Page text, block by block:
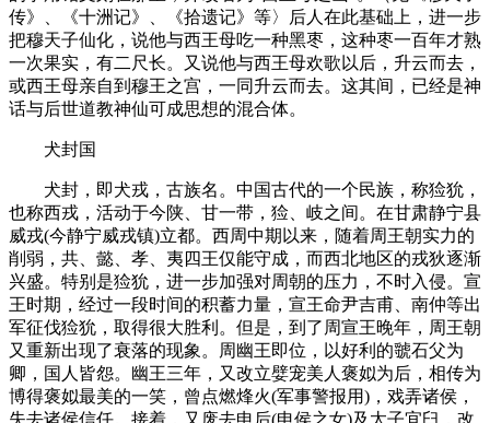
传》、《十洲记》、《拾遗记》等〉后人在此基础上，进一步
把穆天子仙化，说他与西王母吃一种黑枣，这种枣一百年才熟
一次果实，有二尺长。又说他与西王母欢歌以后，升云而去，
或西王母亲自到穆王之宫，一同升云而去。这其间，已经是神
话与后世道教神仙可成思想的混合体。
犬封国
犬封，即犬戎，古族名。中国古代的一个民族，称猃狁，
也称西戎，活动于今陕、甘一带，猃、岐之间。在甘肃静宁县
威戎(今静宁威戎镇)立都。西周中期以来，随着周王朝实力的
削弱，共、懿、孝、夷四王仅能守成，而西北地区的戎狄逐渐
兴盛。特别是猃狁，进一步加强对周朝的压力，不时入侵。宣
王时期，经过一段时间的积蓄力量，宣王命尹吉甫、南仲等出
军征伐猃狁，取得很大胜利。但是，到了周宣王晚年，周王朝
又重新出现了衰落的现象。周幽王即位，以好利的虢石父为
卿，国人皆怨。幽王三年，又改立嬖宠美人褒姒为后，相传为
博得褒姒最美的一笑，曾点燃烽火(军事警报用)，戏弄诸侯，